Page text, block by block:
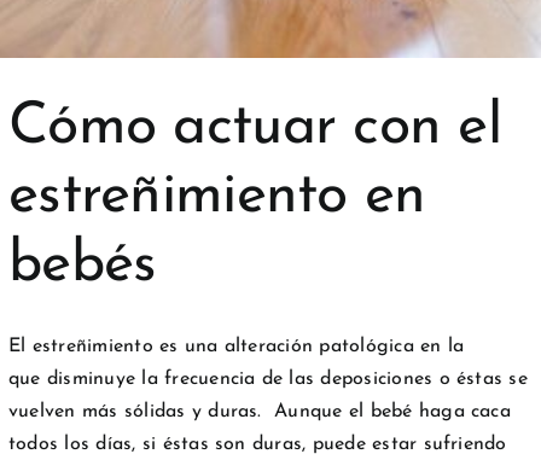
Cómo actuar con el
estreñimiento en
bebés
El estreñimiento es una alteración patológica en la
que disminuye la frecuencia de las deposiciones o éstas se
vuelven más sólidas y duras. Aunque el bebé haga caca
todos los días, si éstas son duras, puede estar sufriendo